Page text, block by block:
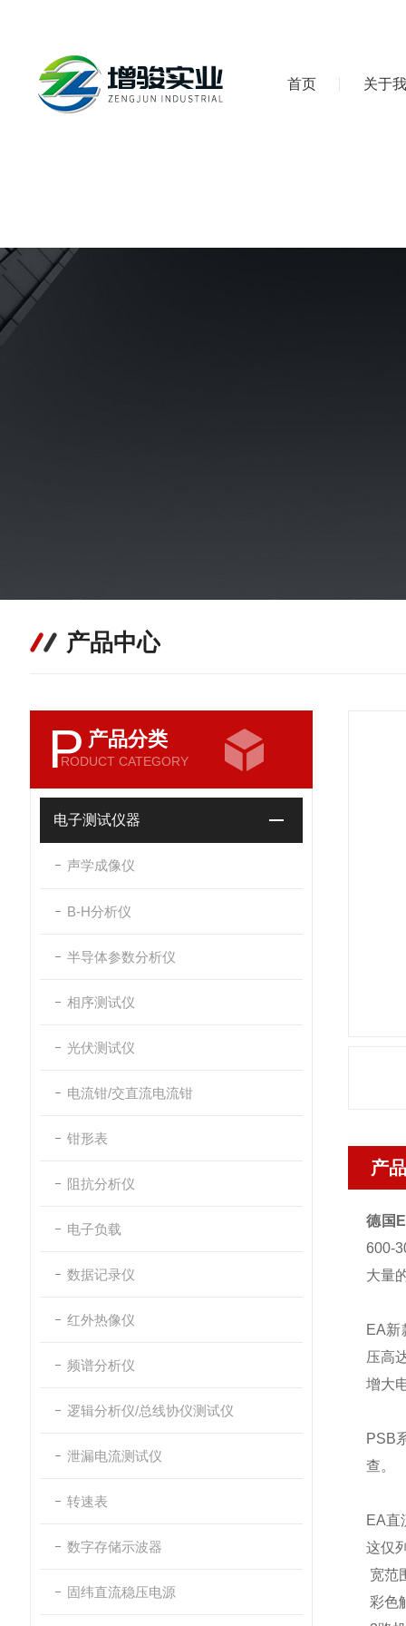
首页 关于
产品中心
P 产品分类
RODUCT CATEGORY
电子测试仪器
声学成像仪
B-H分析仪
半导体参数分析仪
相序测试仪
光伏测试仪
电流钳/交直流电流钳
钳形表
阻抗分析仪
电子负载
数据记录仪
红外热像仪
频谱分析仪
逻辑分析仪/总线协仪测试仪
泄漏电流测试仪
转速表
数字存储示波器
固纬直流稳压电源
产
德国
600-
大量
EA新
压高
增大
PSB
查。
EA直
这仅
宽范
彩色